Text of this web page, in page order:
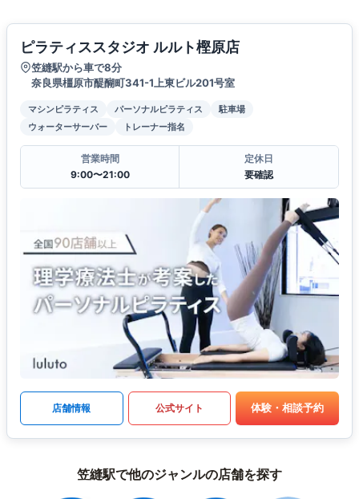
ピラティススタジオ ルルト樫原店
笠縫駅から車で8分
奈良県橿原市醍醐町341-1上東ビル201号室
マシンピラティス パーソナルピラティス
駐車場
ウォーターサーバー
トレーナー指名
営業時間
9:00〜21:00
定休日
要確認
店舗情報 公式サイト 体験・相談予約
笠縫駅で他のジャンルの店舗を探す